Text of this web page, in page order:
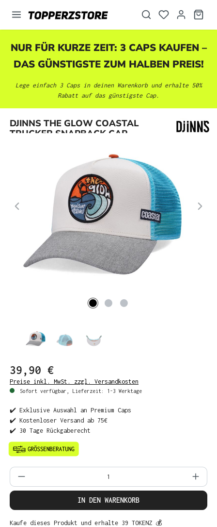
springen
NUR FÜR KURZE ZEIT: 3 CAPS KAUFEN –
DAS GÜNSTIGSTE ZUM HALBEN PREIS!
Lege einfach 3 Caps in deinen Warenkorb und erhalte 50%
Rabatt auf das günstigste Cap.
DJINNS THE GLOW COASTAL
TRUCKER SNAPBACK CAP
Bildergalerie überspringen
39,90 €
Preise inkl. MwSt. zzgl. Versandkosten
Sofort verfügbar, Lieferzeit: 1-3 Werktage
✔️ Exklusive Auswahl an Premium Caps
✔️ Kostenloser Versand ab 75€
✔️ 30 Tage Rückgaberecht
Produkt Anzahl: Gib den gewünschten
IN DEN WARENKORB
Kaufe dieses Produkt und erhalte 39 TOKENZ 💰